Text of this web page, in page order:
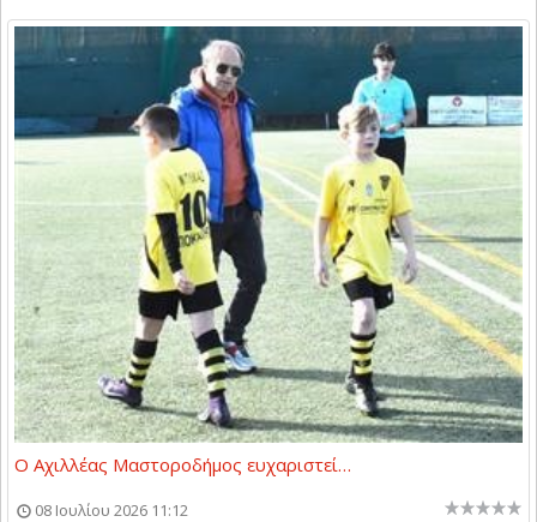
Ο Αχιλλέας Μαστοροδήμος ευχαριστεί…
08 Ιουλίου 2026 11:12